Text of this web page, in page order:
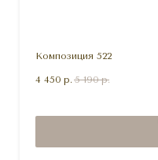
Композиция 522
4 450 р. 5 190 р.